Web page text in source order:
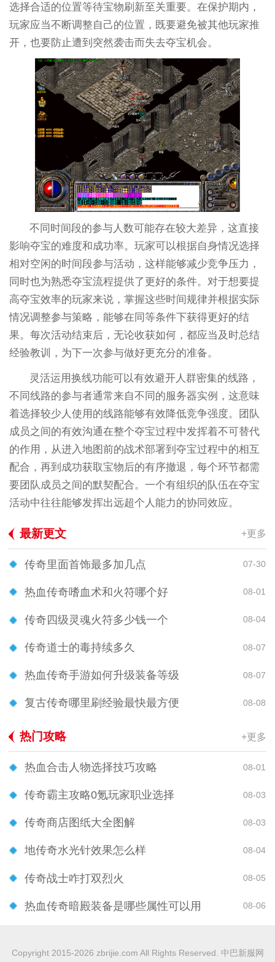
选择合适的位置等待宝物刷新至关重要。在保护期内，
玩家应当不断调整自己的位置，既要避免被其他玩家推
开，也要防止遭到突然袭击而失去夺宝机会。
不同时间段的参与人数可能存在较大差异，这直接
影响夺宝的难度和成功率。玩家可以根据自身情况选择
相对空闲的时间段参与活动，这样能够减少竞争压力，
同时也为熟悉夺宝流程提供了更好的条件。对于想要提
高夺宝效率的玩家来说，掌握这些时间规律并根据实际
情况调整参与策略，能够在同等条件下获得更好的结
果。每次活动结束后，无论收获如何，都应当及时总结
经验教训，为下一次参与做好更充分的准备。
灵活运用换线功能可以有效避开人群密集的线路，
不同线路的参与者通常来自不同的服务器实例，这意味
着选择较少人使用的线路能够有效降低竞争强度。团队
成员之间的有效沟通在整个夺宝过程中发挥着不可替代
的作用，从进入地图前的战术部署到夺宝过程中的相互
配合，再到成功获取宝物后的有序撤退，每个环节都需
要团队成员之间的默契配合。一个有组织的队伍在夺宝
活动中往往能够发挥出远超个人能力的协同效应。
最新更文 +更多
传奇里面首饰最多加几点 07-30
热血传奇嗜血术和火符哪个好 08-01
传奇四级灵魂火符多少钱一个 08-04
传奇道士的毒持续多久 08-07
热血传奇手游如何升级装备等级 08-07
复古传奇哪里刷经验最快最方便 08-08
热门攻略 +更多
热血合击人物选择技巧攻略 08-01
传奇霸主攻略0氪玩家职业选择 08-03
传奇商店图纸大全图解 08-03
地传奇水光针效果怎么样 08-04
传奇战士咋打双烈火 08-05
热血传奇暗殿装备是哪些属性可以用 08-06
Copyright 2015-2026 zbrijie.com All Rights Reserved. 中巴新服网